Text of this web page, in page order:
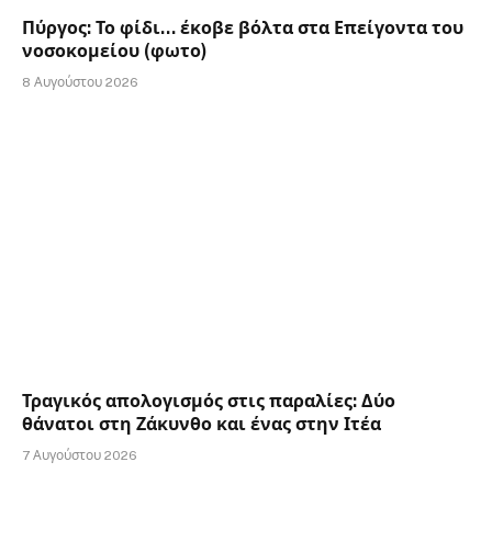
Πύργος: Το φίδι… έκοβε βόλτα στα Επείγοντα του
νοσοκομείου (φωτο)
8 Αυγούστου 2026
Τραγικός απολογισμός στις παραλίες: Δύο
θάνατοι στη Ζάκυνθο και ένας στην Ιτέα
7 Αυγούστου 2026